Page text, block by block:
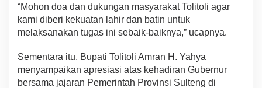
“Mohon doa dan dukungan masyarakat Tolitoli agar
kami diberi kekuatan lahir dan batin untuk
melaksanakan tugas ini sebaik-baiknya,” ucapnya.
Sementara itu, Bupati Tolitoli Amran H. Yahya
menyampaikan apresiasi atas kehadiran Gubernur
bersama jajaran Pemerintah Provinsi Sulteng di